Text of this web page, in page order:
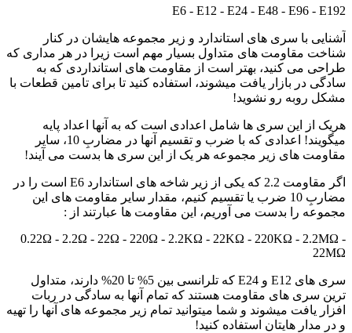
E6 - E12 - E24 - E48 - E96 - E192
آشنایی با سری های استاندارد و زیر مجموعه هایشان در کنار
شناخت مقاومت های متداول بسیار مهم است زیرا در هر مداری که
طراحی می کنید، بهتر است از مقاومت های استانداردی که به
سادگی در بازار یافت میشوند، استفاده کنید تا برای تامین قطعات با
مشکل روبه رو نشوید!
هریک از این سری ها شامل اعدادی است که به آنها اعداد پایه
میگویند! اعدادی که با ضرب و تقسیم آنها در مضاربِ 10، سایر
مقاومت های زیر مجموعه هر یک از این سری ها بدست می آیند!
اگر مقاومت 2.2 که یکی از زیر شاخه های استاندارد E6 است را در
مضاربِ 10 ضرب یا تقسیم کنیم، مقدار سایر مقاومت های این
مجموعه را بدست می آوریم، این مقاومت ها عبارتند از :
0.22Ω - 2.2Ω - 22Ω - 220Ω - 2.2KΩ - 22KΩ - 220KΩ - 2.2MΩ -
22MΩ
سری های E12 و E24 که تلرانسی بین 5% تا 20% دارند، متداول
ترین سری های مقاومت هستند که تمام آنها به سادگی در ربات
افزار یافت میشوند و شما میتوانید تمام زیر مجموعه های آنها را تهیه
و در مدار هایتان استفاده کنید!